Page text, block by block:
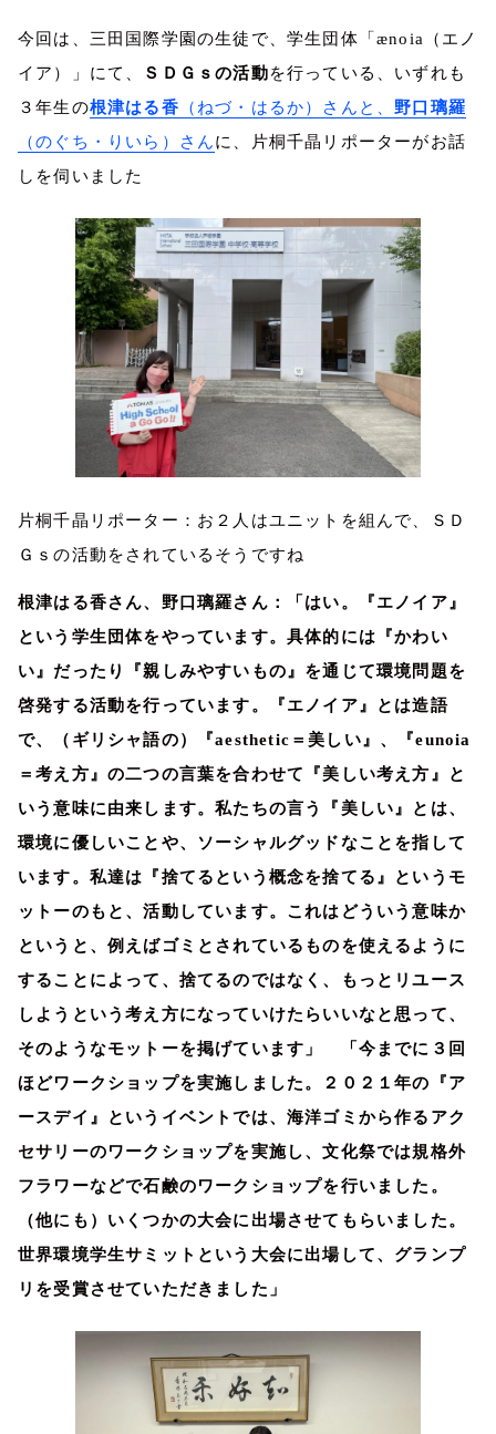
今回は、三田国際学園の生徒で、学生団体「 ænoia
（エノ
イア）」にて、
ＳＤＧｓの活動を行っている、いずれも
３年生の根津はる香 （ねづ・はるか）さんと、 野口璃羅
（のぐち・りいら）さんに、片桐千晶リポーターがお話
しを伺いました
片桐千晶リポーター：お２人はユニットを組んで、ＳＤ
Ｇｓの活動をされているそうですね
根津はる香さん、野口璃羅さん：「はい。『エノイア』
という学生団体をやっています。具体的には『かわい
い』だったり『親しみやすいもの』を通じて環境問題を
啓発する活動を行っています。『エノイア』とは造語
で、（ギリシャ語の）『aesthetic ＝美しい』、『eunoia
＝考え方』の二つの言葉を合わせて『美しい考え方』と
いう意味に由来します。私たちの言う『美しい』とは、
環境に優しいことや、ソーシャルグッドなことを指して
います。私達は『捨てるという概念を捨てる』というモ
ットーのもと、活動しています。これはどういう意味か
というと、例えばゴミとされているものを使えるように
することによって、捨てるのではなく、もっとリユース
しようという考え方になっていけたらいいなと思って、
そのようなモットーを掲げています」 「今までに３回
ほどワークショップを実施しました。２０２１年の『ア
ースデイ』というイベントでは、海洋ゴミから作るアク
セサリーのワークショップを実施し、文化祭では規格外
フラワーなどで石鹸のワークショップを行いました。
（他にも）いくつかの大会に出場させてもらいました。
世界環境学生サミットという大会に出場して、グランプ
リを受賞させていただきました」